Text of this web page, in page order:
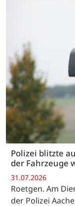
Polizei blitzte
der Fahrzeuge
31.07.2026
Roetgen. Am
der Polizei